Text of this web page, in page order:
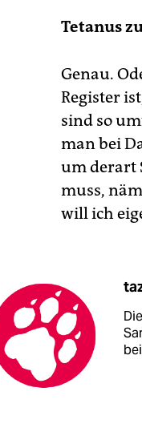
Tetanus
Genau.
Register
sind so
man bei
um derart
muss,
will ich
bei